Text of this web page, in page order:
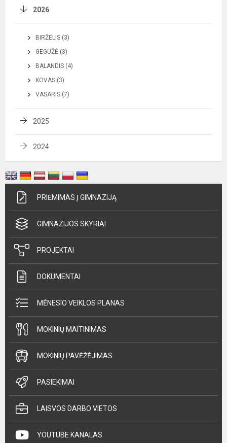
2026
BIRŽELIS (3)
GEGUŽĖ (3)
BALANDIS (4)
KOVAS (3)
VASARIS (7)
2025
2024
PRIĖMIMAS Į GIMNAZIJĄ
GIMNAZIJOS SKYRIAI
PROJEKTAI
DOKUMENTAI
MĖNESIO VEIKLOS PLANAS
MOKINIŲ MAITINIMAS
MOKINIŲ PAVĖŽĖJIMAS
PASIEKIMAI
LAISVOS DARBO VIETOS
YOUTUBE KANALAS